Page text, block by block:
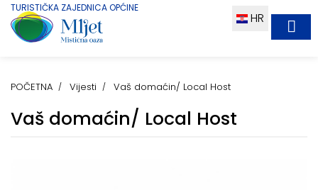
TURISTIČKA ZAJEDNICA OPĆINE
HR
POČETNA Vijesti Vaš domaćin/ Local Host
Vaš domaćin/ Local Host